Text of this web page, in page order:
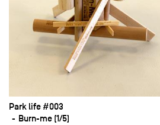
Park life #003
Burn-me (1/5)